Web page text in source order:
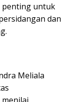
penting untuk
dan
Meliala